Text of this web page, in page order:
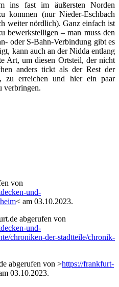
ins fast im äußersten Norden
kommen (nur Nieder-Eschbach
weiter nördlich). Ganz einfach ist
bewerkstelligen – man muss den
oder S-Bahn-Verbindung gibt es
kann auch an der Nidda entlang
Art, um diesen Ortsteil, der nicht
anders tickt als der Rest der
zu erreichen und hier ein paar
verbringen.
von
und-
< am 03.10.2023.
abgerufen von
und-
chroniken-der-stadtteile/chronik-
abgerufen von >https://frankfurt-
03.10.2023.